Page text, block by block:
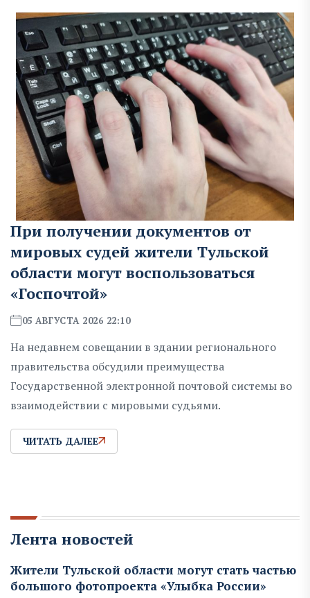
При получении документов от
мировых судей жители Тульской
области могут воспользоваться
«Госпочтой»
05 АВГУСТА 2026 22:10
На недавнем совещании в здании регионального
правительства обсудили преимущества
Государственной электронной почтовой системы во
взаимодействии с мировыми судьями.
ЧИТАТЬ ДАЛЕЕ
Лента новостей
Жители Тульской области могут стать частью
большого фотопроекта «Улыбка России»